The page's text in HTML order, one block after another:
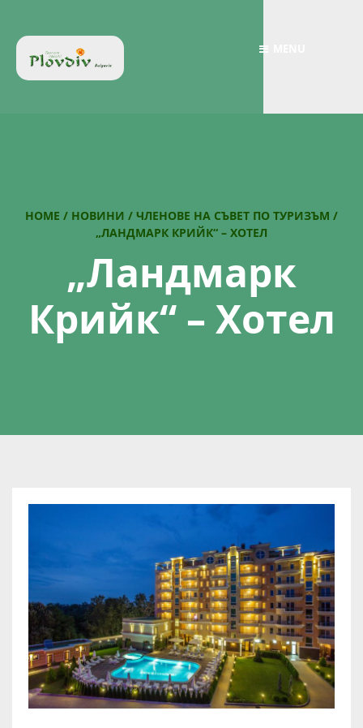
HOME / НОВИНИ / ЧЛЕНОВЕ НА СЪВЕТ ПО ТУРИЗЪМ /
„ЛАНДМАРК КРИЙК“ – ХОТЕЛ
„Ландмарк
Крийк“ – Хотел